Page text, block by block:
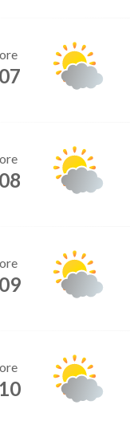
ore
07
ore
08
ore
09
ore
10